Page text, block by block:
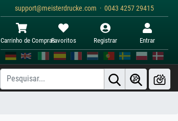
support@meisterdrucke.com · 0043 4257 29415
Carrinho de ComprasFavoritos Registrar Entrar